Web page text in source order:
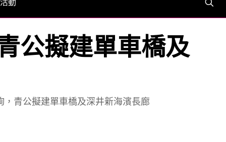
活動
公擬建單車橋及
青公擬建單車橋及深井新海濱長廊